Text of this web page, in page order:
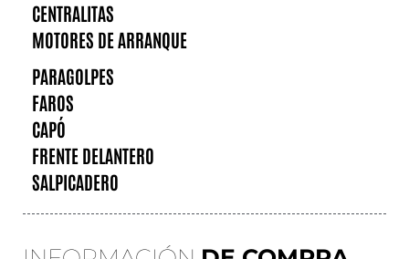
CENTRALITAS
MOTORES DE ARRANQUE
PARAGOLPES
FAROS
CAPÓ
FRENTE DELANTERO
SALPICADERO